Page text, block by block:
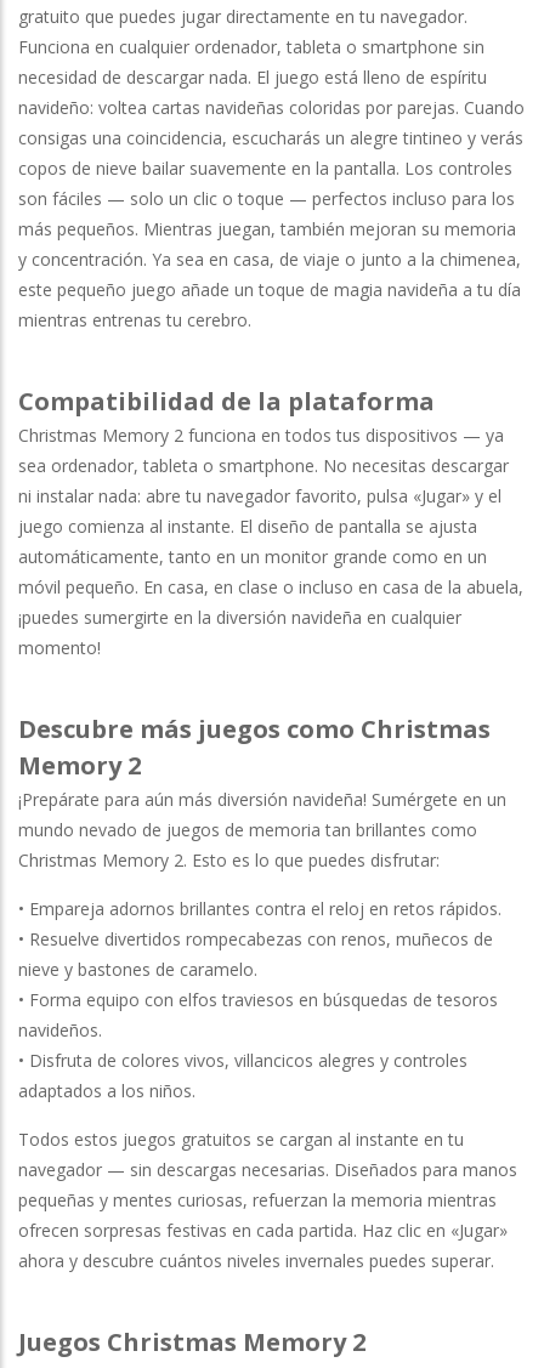
gratuito que puedes jugar directamente en tu navegador.
Funciona en cualquier ordenador, tableta o smartphone sin
necesidad de descargar nada. El juego está lleno de espíritu
navideño: voltea cartas navideñas coloridas por parejas. Cuando
consigas una coincidencia, escucharás un alegre tintineo y verás
copos de nieve bailar suavemente en la pantalla. Los controles
son fáciles — solo un clic o toque — perfectos incluso para los
más pequeños. Mientras juegan, también mejoran su memoria
y concentración. Ya sea en casa, de viaje o junto a la chimenea,
este pequeño juego añade un toque de magia navideña a tu día
mientras entrenas tu cerebro.
Compatibilidad de la plataforma
Christmas Memory 2 funciona en todos tus dispositivos — ya
sea ordenador, tableta o smartphone. No necesitas descargar
ni instalar nada: abre tu navegador favorito, pulsa «Jugar» y el
juego comienza al instante. El diseño de pantalla se ajusta
automáticamente, tanto en un monitor grande como en un
móvil pequeño. En casa, en clase o incluso en casa de la abuela,
¡puedes sumergirte en la diversión navideña en cualquier
momento!
Descubre más juegos como Christmas
Memory 2
¡Prepárate para aún más diversión navideña! Sumérgete en un
mundo nevado de juegos de memoria tan brillantes como
Christmas Memory 2. Esto es lo que puedes disfrutar:
• Empareja adornos brillantes contra el reloj en retos rápidos.
• Resuelve divertidos rompecabezas con renos, muñecos de
nieve y bastones de caramelo.
• Forma equipo con elfos traviesos en búsquedas de tesoros
navideños.
• Disfruta de colores vivos, villancicos alegres y controles
adaptados a los niños.
Todos estos juegos gratuitos se cargan al instante en tu
navegador — sin descargas necesarias. Diseñados para manos
pequeñas y mentes curiosas, refuerzan la memoria mientras
ofrecen sorpresas festivas en cada partida. Haz clic en «Jugar»
ahora y descubre cuántos niveles invernales puedes superar.
Juegos Christmas Memory 2